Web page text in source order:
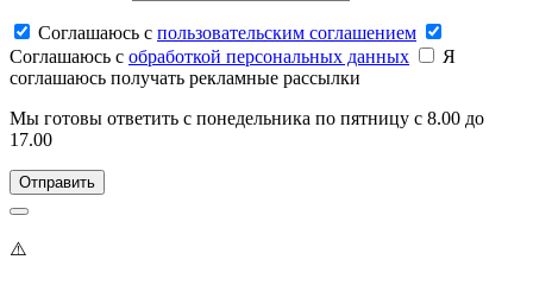
Соглашаюсь c пользовательским соглашением
Соглашаюсь c обработкой персональных данных
Я
соглашаюсь получать рекламные рассылки
Мы готовы ответить с понедельника по пятницу с 8.00 до
17.00
⚠️